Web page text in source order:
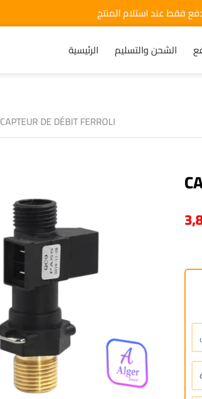
فقط عند استلام المنتج
الرئيسية الشحن والتسليم
CAPTEUR DE DÉBIT FERROLI